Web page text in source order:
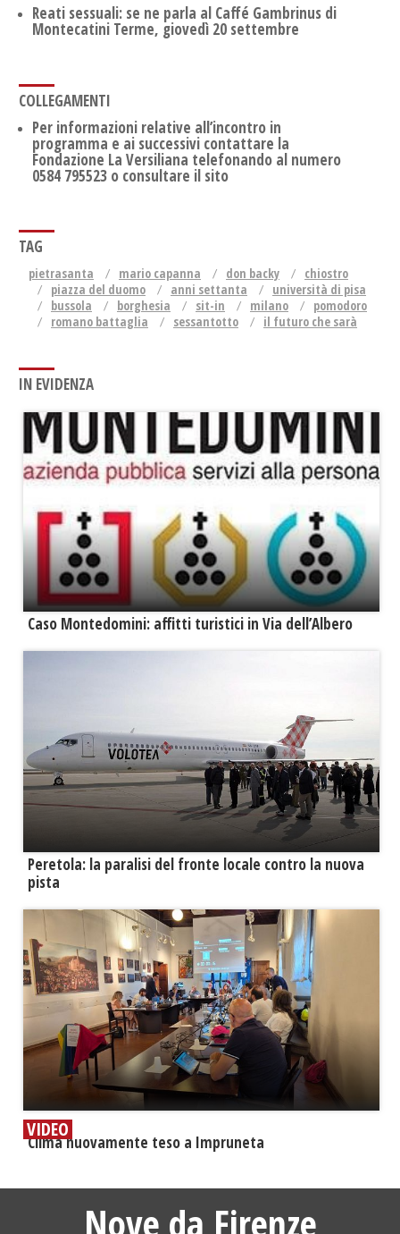
Reati sessuali: se ne parla al Caffé Gambrinus di
Montecatini Terme, giovedì 20 settembre
COLLEGAMENTI
Per informazioni relative all’incontro in
programma e ai successivi contattare la
Fondazione La Versiliana telefonando al numero
0584 795523 o consultare il sito
TAG
pietrasanta mario capanna don backy
chiostro
piazza del duomo
anni settanta
università di pisa
bussola
borghesia sit-in milano
pomodoro
romano battaglia
sessantotto il futuro che sarà
IN EVIDENZA
Caso Montedomini: affitti turistici in Via dell’Albero
Peretola: la paralisi del fronte locale contro la nuova
pista
VIDEO
​Clima nuovamente teso a Impruneta
Nove da Firenze